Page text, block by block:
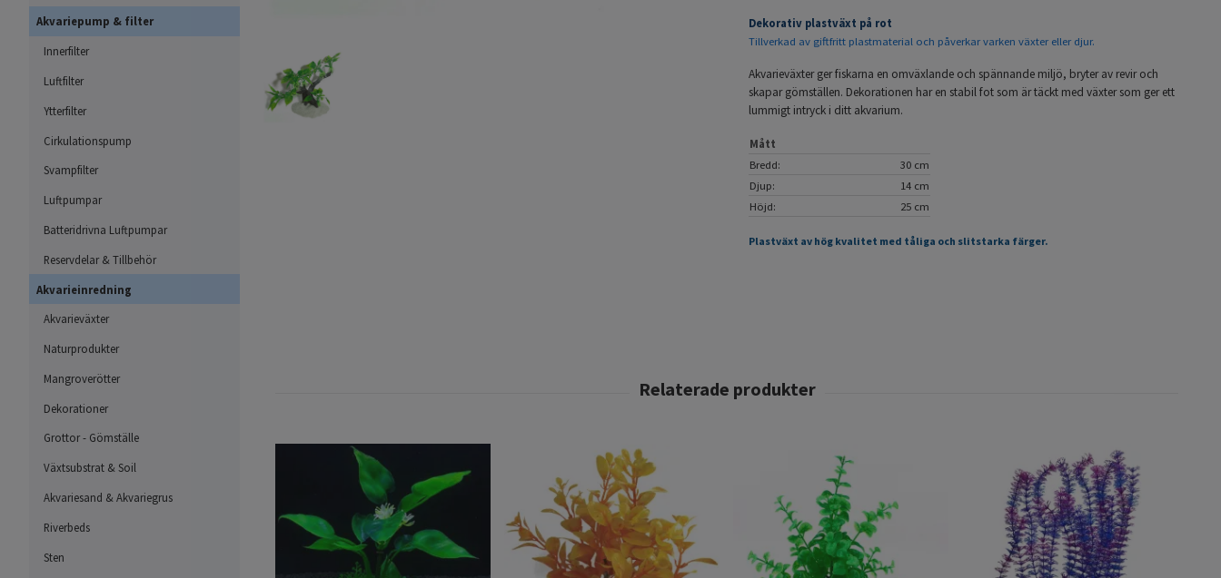
Akvariepump & filter
Innerfilter
Luftfilter
Ytterfilter
Cirkulationspump
Svampfilter
Luftpumpar
Batteridrivna Luftpumpar
Reservdelar & Tillbehör
Akvarieinredning
Akvarieväxter
Naturprodukter
Mangroverötter
Dekorationer
Grottor - Gömställe
Växtsubstrat & Soil
Akvariesand & Akvariegrus
Riverbeds
Sten
Dekorativ plastväxt på rot
Tillverkad av giftfritt plastmaterial och påverkar varken växter eller djur.
Akvarieväxter ger fiskarna en omväxlande och spännande miljö, bryter av revir och
skapar gömställen. Dekorationen har en stabil fot som är täckt med växter som ger ett
lummigt intryck i ditt akvarium.
Mått
Bredd:
30 cm
Djup:
14 cm
Höjd:
25 cm
Plastväxt av hög kvalitet med tåliga och slitstarka färger.